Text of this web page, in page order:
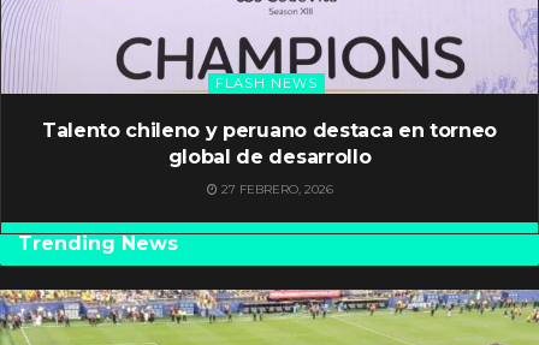
FLASH NEWS
Talento chileno y peruano destaca en torneo
global de desarrollo
27 FEBRERO, 2026
Trending News